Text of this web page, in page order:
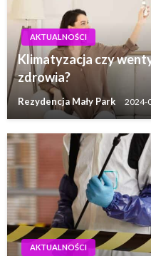
AKTUALNOŚCI
Klimatyzacja czy
zdrowia?
Rezydencja Mały Park 2024-
AKTUALNOŚCI